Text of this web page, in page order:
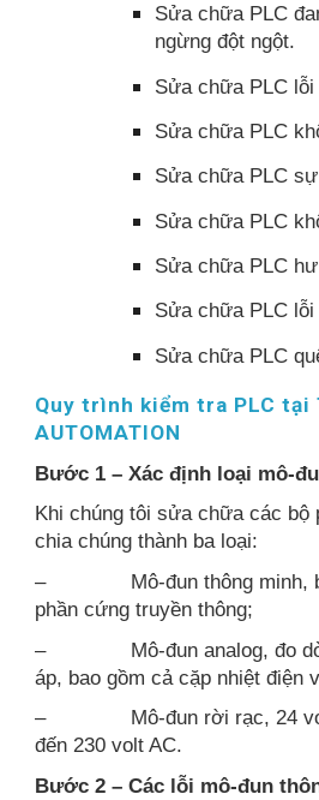
Sửa chữa PLC
ngừng đột ngột.
Sửa chữa PLC
Sửa chữa PLC
Sửa chữa PLC
Sửa chữa PLC
Sửa chữa PLC
Sửa chữa PLC lỗi
Sửa chữa PLC
Quy trình kiểm tra PLC tại
AUTOMATION
Bước 1 – Xác định loại mô-
Khi chúng tôi sửa chữa các bộ
chia chúng thành ba loại:
–
Mô-đun thông minh,
phần cứng truyền thông;
–
Mô-đun analog, đo
áp, bao gồm cả cặp nhiệt điện
–
Mô-đun rời rạc, 24
đến 230 volt AC.
Bước 2 – Các lỗi mô-đun